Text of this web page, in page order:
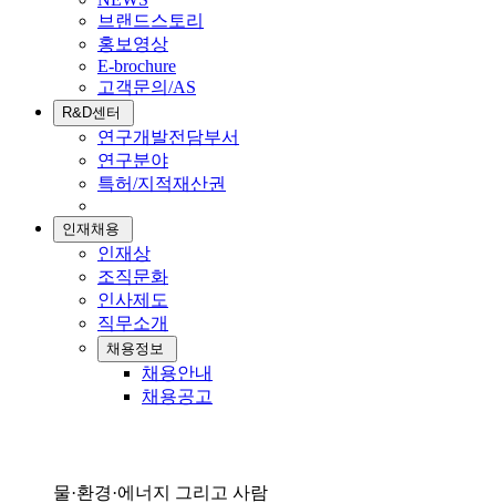
브랜드스토리
홍보영상
E-brochure
고객문의/AS
R&D센터
연구개발전담부서
연구분야
특허/지적재산권
인재채용
인재상
조직문화
인사제도
직무소개
채용정보
채용안내
채용공고
물·환경·에너지 그리고 사람